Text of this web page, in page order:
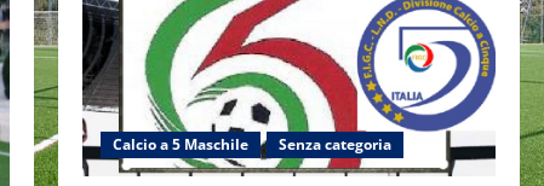
Calcio a 5 Maschile Senza categoria